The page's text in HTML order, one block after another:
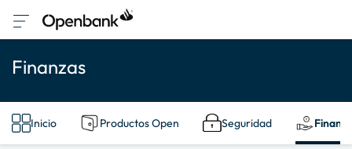
Finanzas
Inicio Productos Open Seguridad